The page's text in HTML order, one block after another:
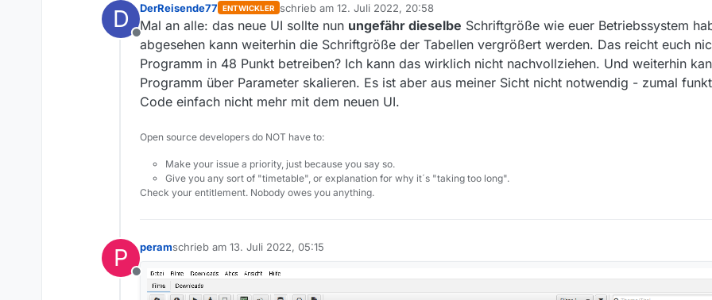
D
Offline
DerReisende77 ENTWICKLER schrieb am 12. Juli 2022, 20:58
zuletzt editiert von
Mal an alle: das neue UI sollte nun ungefähr dieselbe Schriftgröße wie euer Betriebssystem
abgesehen kann weiterhin die Schriftgröße der Tabellen vergrößert werden. Das reicht euch
Programm in 48 Punkt betreiben? Ich kann das wirklich nicht nachvollziehen. Und weiterhin
Programm über Parameter skalieren. Es ist aber aus meiner Sicht nicht notwendig - zumal
Code einfach nicht mehr mit dem neuen UI.
Open source developers do NOT have to:
Make your issue a priority, just because you say so.
Give you any sort of "timetable", or explanation for why it´s "taking too long".
Check your entitlement. Nobody owes you anything.
P
Offline
peramschrieb am 13. Juli 2022, 05:15
zuletzt editiert von